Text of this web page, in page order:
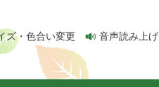
ズ・色合い変更 音声読み上げ